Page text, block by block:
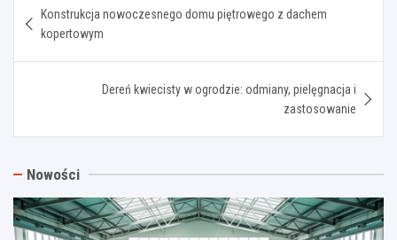
wpisu
Konstrukcja nowoczesnego domu piętrowego z dachem
kopertowym
Dereń kwiecisty w ogrodzie: odmiany, pielęgnacja i
zastosowanie
Nowości